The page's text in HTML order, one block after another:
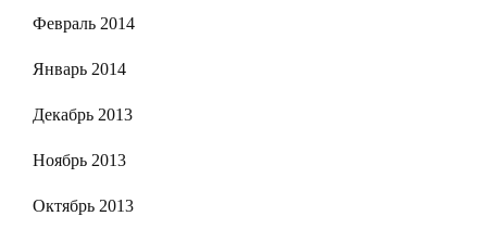
Февраль 2014
Январь 2014
Декабрь 2013
Ноябрь 2013
Октябрь 2013